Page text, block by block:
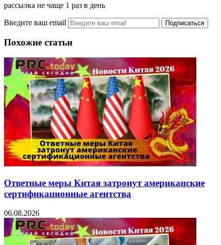
рассылка не чаще 1 раз в день
Введите ваш email
Похожие статьи
Ответные меры Китая затронут американские
сертификационные агентства
06.08.2026